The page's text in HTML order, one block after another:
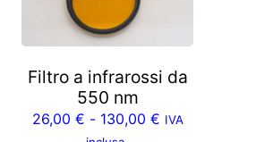
Filtro a infrarossi da
550 nm
26,00 € - 130,00 € IVA